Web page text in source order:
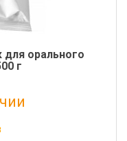
орального
г